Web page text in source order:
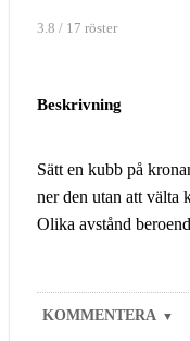
3.8 / 17 röster
Beskrivning
Sätt en kubb på
ner den utan att välta
Olika avstånd
KOMMENTERA ▼